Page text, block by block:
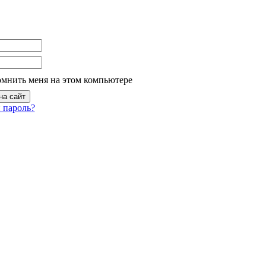
меня на этом компьютере